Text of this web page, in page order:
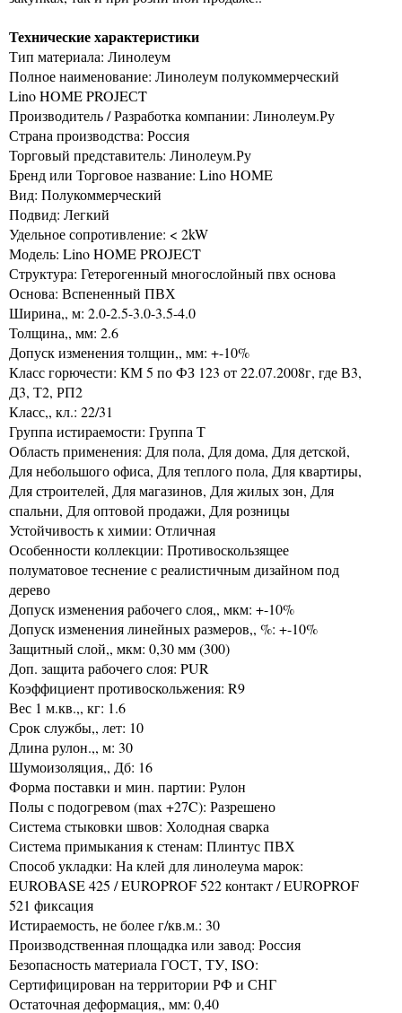
Технические характеристики
Тип материала: Линолеум
Полное наименование: Линолеум полукоммерческий
Lino HOME PROJEСT
Производитель / Разработка компании: Линолеум.Ру
Страна производства: Россия
Торговый представитель: Линолеум.Ру
Бренд или Торговое название: Lino HOME
Вид: Полукоммерческий
Подвид: Легкий
Удельное сопротивление: < 2kW
Модель: Lino HOME PROJEСT
Структура: Гетерогенный многослойный пвх основа
Основа: Вспененный ПВХ
Ширина,, м: 2.0-2.5-3.0-3.5-4.0
Толщина,, мм: 2.6
Допуск изменения толщин,, мм: +-10%
Класс горючести: КМ 5 по ФЗ 123 от 22.07.2008г, где В3,
Д3, Т2, РП2
Класс,, кл.: 22/31
Группа истираемости: Группа Т
Область применения: Для пола, Для дома, Для детской,
Для небольшого офиса, Для теплого пола, Для квартиры,
Для строителей, Для магазинов, Для жилых зон, Для
спальни, Для оптовой продажи, Для розницы
Устойчивость к химии: Отличная
Особенности коллекции: Противоскользящее
полуматовое теснение с реалистичным дизайном под
дерево
Допуск изменения рабочего слоя,, мкм: +-10%
Допуск изменения линейных размеров,, %: +-10%
Защитный слой,, мкм: 0,30 мм (300)
Доп. защита рабочего слоя: PUR
Коэффициент противоскольжения: R9
Вес 1 м.кв.,, кг: 1.6
Срок службы,, лет: 10
Длина рулон.,, м: 30
Шумоизоляция,, Дб: 16
Форма поставки и мин. партии: Рулон
Полы с подогревом (max +27C): Разрешено
Система стыковки швов: Холодная сварка
Система примыкания к стенам: Плинтус ПВХ
Способ укладки: На клей для линолеума марок:
EUROBASE 425 / EUROPROF 522 контакт / EUROPROF
521 фиксация
Истираемость, не более г/кв.м.: 30
Производственная площадка или завод: Россия
Безопасность материала ГОСТ, ТУ, ISO:
Сертифицирован на территории РФ и СНГ
Остаточная деформация,, мм: 0,40